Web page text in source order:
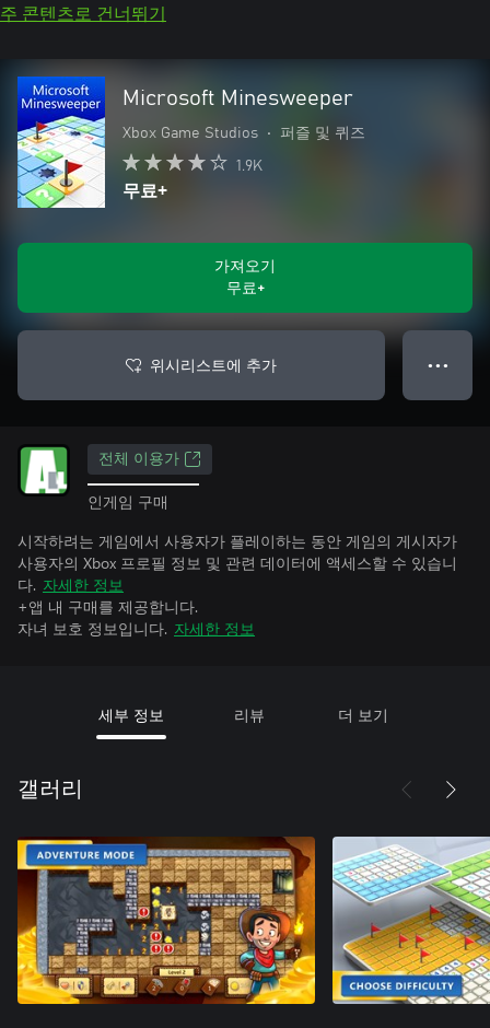
주 콘텐츠로 건너뛰기
Microsoft Minesweeper
Xbox Game Studios • 퍼즐 및 퀴즈
1.9K
무료+
가져오기
무료+
위시리스트에 추가 ● ● ●
전체 이용가
인게임 구매
시작하려는 게임에서 사용자가 플레이하는 동안 게임의 게시자가
사용자의 Xbox 프로필 정보 및 관련 데이터에 액세스할 수 있습니
다. 자세한 정보
+앱 내 구매를 제공합니다.
자녀 보호 정보입니다. 자세한 정보
세부 정보 리뷰 더 보기
갤러리